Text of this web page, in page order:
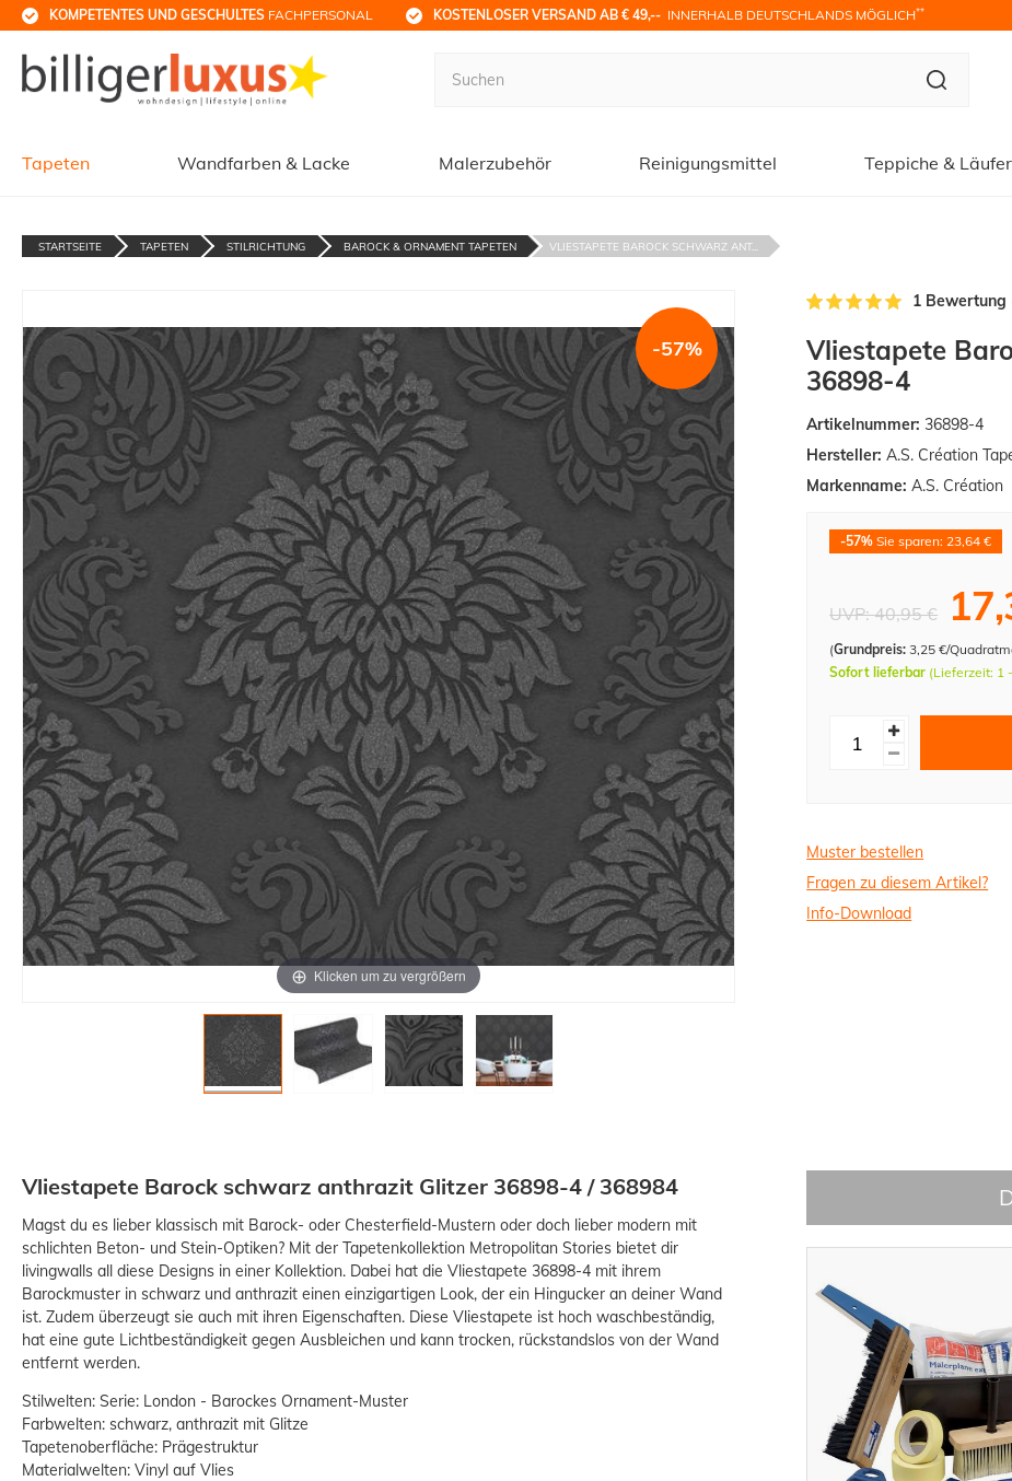
KOMPETENTES UND GESCHULTES FACHPERSONAL KOSTENLOSER VERSAND AB € 49,-- INNERHALB DEUTSCHLANDS MÖGLICH**
Tapeten Wandfarben & Lacke Malerzubehör Reinigungsmittel Teppiche & Läufer
STARTSEITE TAPETEN STILRICHTUNG BAROCK & ORNAMENT TAPETEN VLIESTAPETE BAROCK SCHWARZ ANT...
Klicken um zu vergrößern
-57%
Vliestapete
36898-4
Artikelnummer: 36898-4
Hersteller: A.S. Création
Markenname: A.S. Création
-57% Sie sparen: 23,64 €
UVP:40,95 €
(Grundpreis: 3,25 €/
Sofort lieferbar (Lieferzeit: 1
Muster bestellen
Fragen zu diesem Artikel?
Info-Download
1 Bewertung
Vliestapete Barock schwarz anthrazit Glitzer 36898-4 / 368984
Magst du es lieber klassisch mit Barock- oder Chesterfield-Mustern oder doch lieber modern mit
schlichten Beton- und Stein-Optiken? Mit der Tapetenkollektion Metropolitan Stories bietet dir
livingwalls all diese Designs in einer Kollektion. Dabei hat die Vliestapete 36898-4 mit ihrem
Barockmuster in schwarz und anthrazit einen einzigartigen Look, der ein Hingucker an deiner Wand
ist. Zudem überzeugt sie auch mit ihren Eigenschaften. Diese Vliestapete ist hoch waschbeständig,
hat eine gute Lichtbeständigkeit gegen Ausbleichen und kann trocken, rückstandslos von der Wand
entfernt werden.
Stilwelten: Serie: London - Barockes Ornament-Muster
Farbwelten: schwarz, anthrazit mit Glitze
Tapetenoberfläche: Prägestruktur
Materialwelten: Vinyl auf Vlies